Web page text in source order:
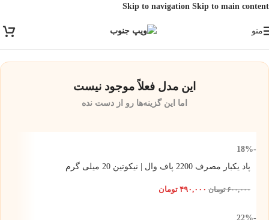
Skip to navigation Skip to main content
پست و تیپاکس
منو
این مدل فعلاً موجود نیست
اما این گزینه‌ها رو از دست نده
-18%
پاد یکبار مصرف 2200 پاف وال | نیکوتین 20 میلی گرم
۶۰۰,۰۰۰ تومان ۴۹۰,۰۰۰ تومان
-22%